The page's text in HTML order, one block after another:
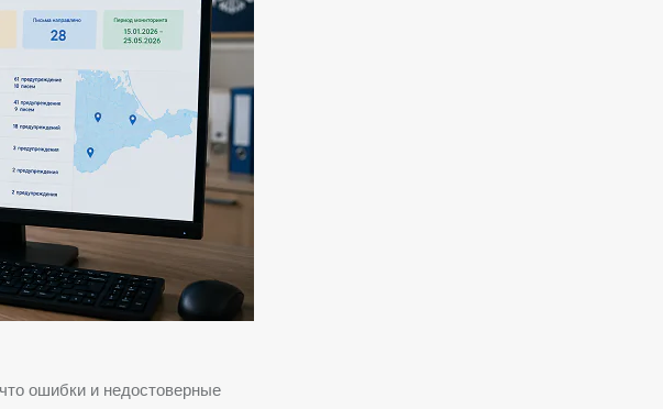
ошибки и недостоверные